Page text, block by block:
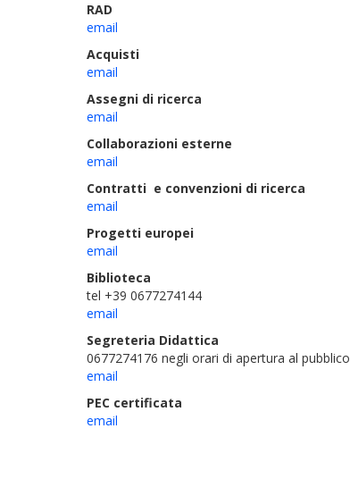
RAD
email
Acquisti
email
Assegni di ricerca
email
Collaborazioni esterne
email
Contratti e convenzioni di ricerca
email
Progetti europei
email
Biblioteca
tel +39 0677274144
email
Segreteria Didattica
0677274176 negli orari di apertura al
email
PEC certificata
email